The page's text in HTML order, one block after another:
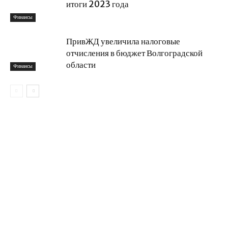
Финансы
итоги 2023 года
Финансы
ПривЖД увеличила налоговые
отчисления в бюджет Волгоградской
области